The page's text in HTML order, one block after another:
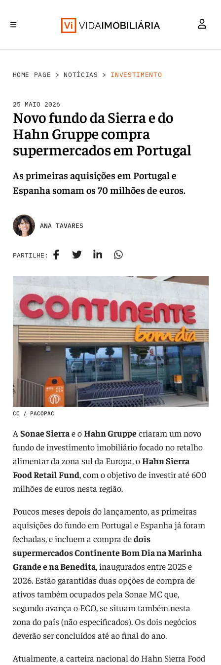
HOME PAGE > NOTÍCIAS > INVESTIMENTO
25 MAIO 2026
Novo fundo da Sierra e do
Hahn Gruppe compra
supermercados em Portugal
As primeiras aquisições em Portugal e
Espanha somam os 70 milhões de euros.
ANA TAVARES
PARTILHE:
CC / PACOPAC
A Sonae Sierrae oHahn Gruppecriaram um novo
fundo de investimento imobiliário focado no retalho
alimentar da zona sul da Europa, oHahn Sierra
Food Retail Fund, com o objetivo de investir até 600
milhões de euros nesta região.
Poucos meses depois do lançamento, as primeiras
aquisições do fundo em Portugal e Espanha já foram
fechadas, e incluem a compra dedois
supermercados Continente Bom Dia na Marinha
Grande e na Benedita, inaugurados entre 2025 e
2026. Estão garantidas duas opções de compra de
ativos também ocupados pela Sonae MC que,
segundo avança o ECO, se situam também nesta
zona do país (não especificados). Os dois negócios
deverão ser concluídos até ao final do ano.
Atualmente, a carteira nacional do Hahn Sierra Food